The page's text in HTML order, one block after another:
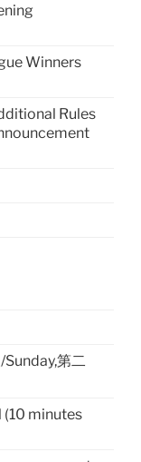
Winners
Rules
Sunday,第二
(10 minutes